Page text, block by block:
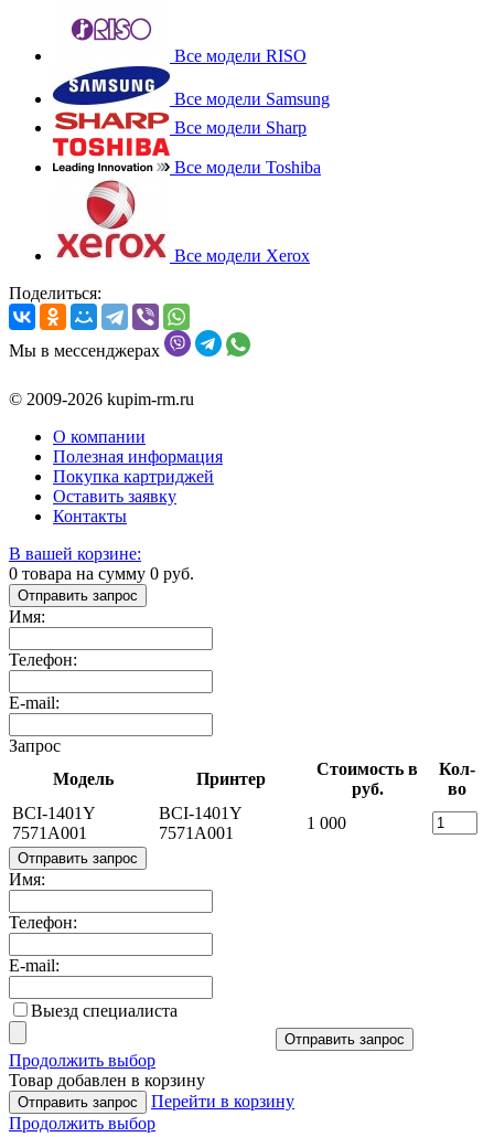
Все модели RISO
Все модели Samsung
Все модели Sharp
Все модели Toshiba
Все модели Xerox
Поделиться:
Мы в мессенджерах
© 2009-2026 kupim-rm.ru
О компании
Полезная информация
Покупка картриджей
Оставить заявку
Контакты
В вашей корзине:
0 товара на сумму 0 руб.
Отправить запрос
Имя:
Телефон:
E-mail:
Запрос
Модель
Принтер
Стоимость в
руб.
Кол-
во
BCI-1401Y
7571A001
BCI-1401Y
7571A001
1 000
Отправить запрос
Имя:
Телефон:
E-mail:
Выезд специалиста
Отправить запрос
Продолжить выбор
Товар добавлен в корзину
Отправить запрос
Перейти в корзину
Продолжить выбор